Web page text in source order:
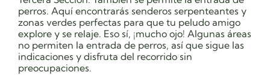
perros. Aquí encontrarás senderos serpenteantes y
zonas verdes perfectas para que tu peludo amigo
explore y se relaje. Eso sí, ¡mucho ojo! Algunas áreas
no permiten la entrada de perros, así que sigue las
indicaciones y disfruta del recorrido sin
preocupaciones.